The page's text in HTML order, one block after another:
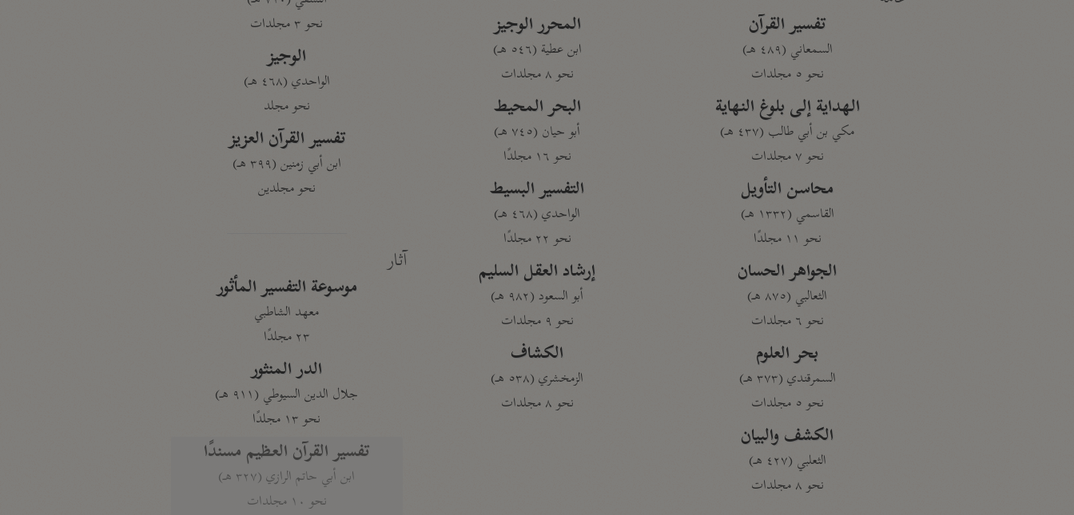
تفسير القرآن
السمعاني (٤٨٩ هـ)
نحو ٥ مجلدات
الهداية إلى بلوغ النهاية
مكي بن أبي طالب (٤٣٧ هـ)
نحو ٧ مجلدات
محاسن التأويل
القاسمي (١٣٣٢ هـ)
نحو ١١ مجلدًا
الجواهر الحسان
الثعالبي (٨٧٥ هـ)
نحو ٦ مجلدات
بحر العلوم
السمرقندي (٣٧٣ هـ)
نحو ٥ مجلدات
الكشف والبيان
الثعلبي (٤٢٧ هـ)
نحو ٨ مجلدات
المحرر الوجيز
ابن عطية (٥٤٦ هـ)
نحو ٨ مجلدات
البحر المحيط
أبو حيان (٧٤٥ هـ)
نحو ١٦ مجلدًا
التفسير البسيط
الواحدي (٤٦٨ هـ)
نحو ٢٢ مجلدًا
إرشاد العقل السليم
أبو السعود (٩٨٢ هـ)
نحو ٩ مجلدات
الكشاف
الزمخشري (٥٣٨ هـ)
نحو ٨ مجلدات
نحو ٣ مجلدات
الوجيز
الواحدي (٤٦٨ هـ)
نحو مجلد
تفسير القرآن العزيز
ابن أبي زمنين (٣٩٩ هـ)
نحو مجلدين
آثار
موسوعة التفسير المأثور
معهد الشاطبي
٢٣ مجلدًا
الدر المنثور
جلال الدين السيوطي (٩١١ هـ)
نحو ١٣ مجلدًا
تفسير القرآن العظيم مسندًا
ابن أبي حاتم الرازي (٣٢٧ هـ)
نحو ١٠ مجلدات